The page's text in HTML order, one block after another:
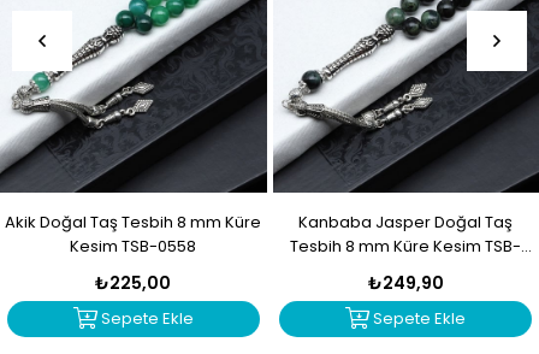
Akik Doğal Taş Tesbih 8 mm Küre
Kesim TSB-0558
₺225,00
Sepete Ekle
Kanbaba Jasper Doğal Taş
Tesbih 8 mm Küre Kesim TSB-
0557
₺249,90
Sepete Ekle